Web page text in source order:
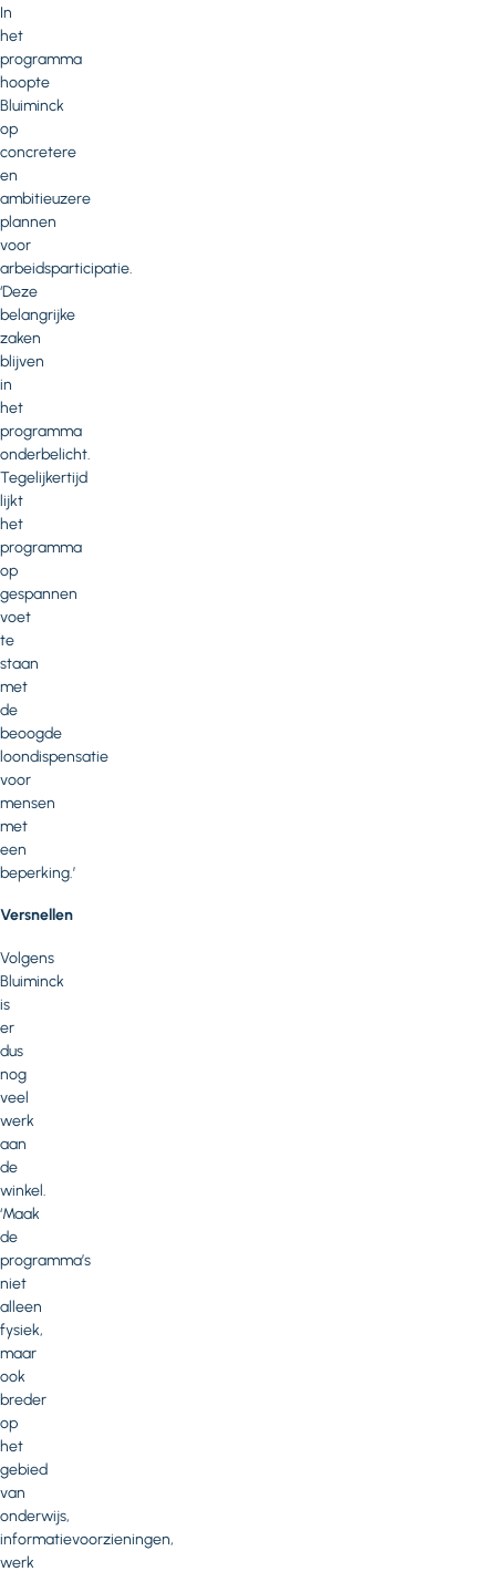
In
het
programma
hoopte
Bluiminck
op
concretere
en
ambitieuzere
plannen
voor
arbeidsparticipatie.
‘Deze
belangrijke
zaken
blijven
in
het
programma
onderbelicht.
Tegelijkertijd
lijkt
het
programma
op
gespannen
voet
te
staan
met
de
beoogde
loondispensatie
voor
mensen
met
een
beperking.’
Versnellen
Volgens
Bluiminck
is
er
dus
nog
veel
werk
aan
de
winkel.
‘Maak
de
programma’s
niet
alleen
fysiek,
maar
ook
breder
op
het
gebied
van
onderwijs,
informatievoorzieningen,
werk